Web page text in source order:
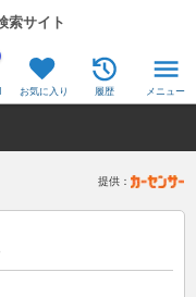
索サイト
お気に入り 履歴 メニュー
提供：